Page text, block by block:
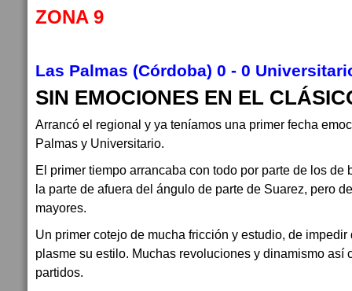
ZONA 9
Las Palmas (Córdoba) 0 - 0
SIN EMOCIONES EN EL
Arrancó el regional y ya teníamos una primer fecha
Palmas y Universitario.
El primer tiempo arrancaba con todo por parte de los de
la parte de afuera del ángulo de parte de Suarez, pero
mayores.
Un primer cotejo de mucha fricción y estudio, de
plasme su estilo. Muchas revoluciones y dinamismo así
partidos.